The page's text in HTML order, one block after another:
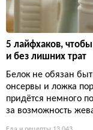
5 лайфхаков,
и без лишних трат
Белок не обязан
онсервы и ложка
придётся немного
за возможность